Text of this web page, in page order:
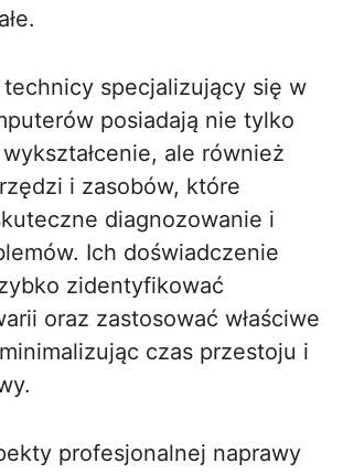
specjalizujący się w
posiadają nie tylko
ale również
i zasobów, które
diagnozowanie i
Ich doświadczenie
zidentyfikować
oraz zastosować właściwe
czas przestoju i
profesjonalnej naprawy